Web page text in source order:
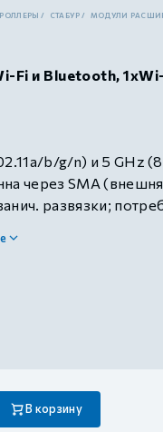
СТАБУР МОДУЛИ
Fi и Bluetooth,
b/g/n) и 5 GHz
через SMA
развязки;
5-10, 12-24
В корзину